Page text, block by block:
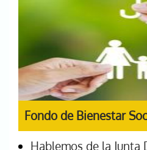
Fondo de Bienestar
Hablemos de la